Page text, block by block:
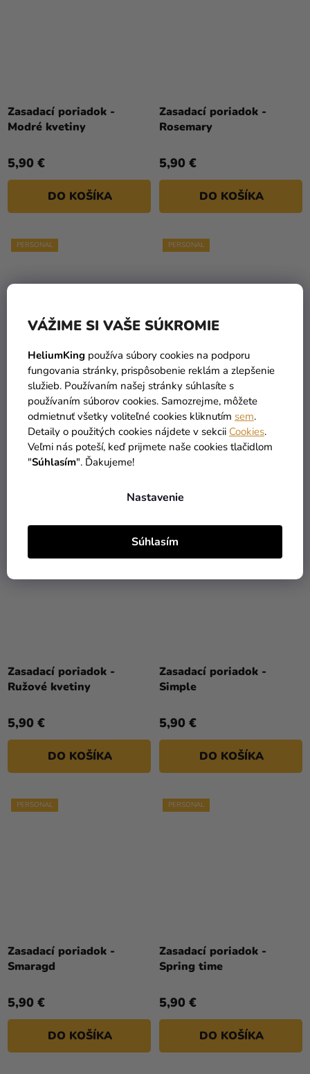
VÁŽIME SI VAŠE SÚKROMIE
HeliumKing používa súbory cookies na podporu
fungovania stránky, prispôsobenie reklám a zlepšenie
služieb. Používaním našej stránky súhlasíte s
používaním súborov cookies. Samozrejme, môžete
odmietnuť všetky voliteľné cookies kliknutím sem.
Detaily o použitých cookies nájdete v sekcii Cookies.
Veľmi nás poteší, keď prijmete naše cookies tlačidlom
"Súhlasím". Ďakujeme!
Nastavenie
Súhlasím
Zasadací poriadok -
Modré kvetiny
5,90 €
DO KOŠÍKA
Zasadací poriadok -
Rosemary
5,90 €
DO KOŠÍKA
PERSONAL
Zasadací poriadok -
Rozkvitnutá lúka
5,90 €
PERSONAL
Zasadací poriadok -
Rustic
5,90 €
PERSONAL
Zasadací poriadok -
Ružové kvetiny
5,90 €
DO KOŠÍKA
PERSONAL
Zasadací poriadok -
Simple
5,90 €
DO KOŠÍKA
PERSONAL
Zasadací poriadok -
Smaragd
5,90 €
DO KOŠÍKA
PERSONAL
Zasadací poriadok -
Spring time
5,90 €
DO KOŠÍKA